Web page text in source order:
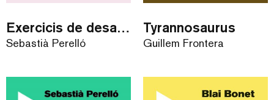
Exercicis de desaparició
Sebastià Perelló
Tyrannosaurus
Guillem Frontera